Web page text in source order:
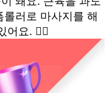
러로 마사지를 해
어요. 🏋️‍♂️